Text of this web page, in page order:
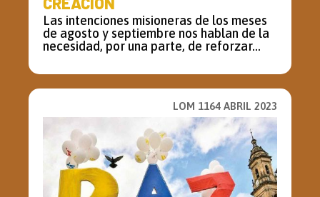
Las intenciones misioneras de los meses
de agosto y septiembre nos hablan de la
necesidad, por una parte, de reforzar...
LOM 1164 ABRIL 2023